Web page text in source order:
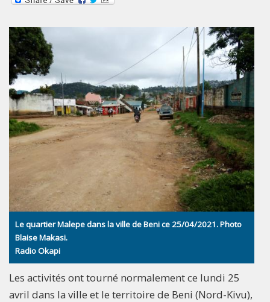
Le quartier Malepe dans la ville de Beni ce 25/04/2021. Photo
Blaise Makasi.
Radio Okapi
Les activités ont tourné normalement ce lundi 25
avril dans la ville et le territoire de Beni (Nord-Kivu),